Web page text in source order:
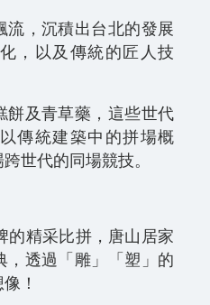
流，沉積出台北的發展
，以及傳統的匠人技
餅及青草藥，這些世代
傳統建築中的拼場概
世代的同場競技。
的精采比拼，唐山居家
，透過「雕」「塑」的
！